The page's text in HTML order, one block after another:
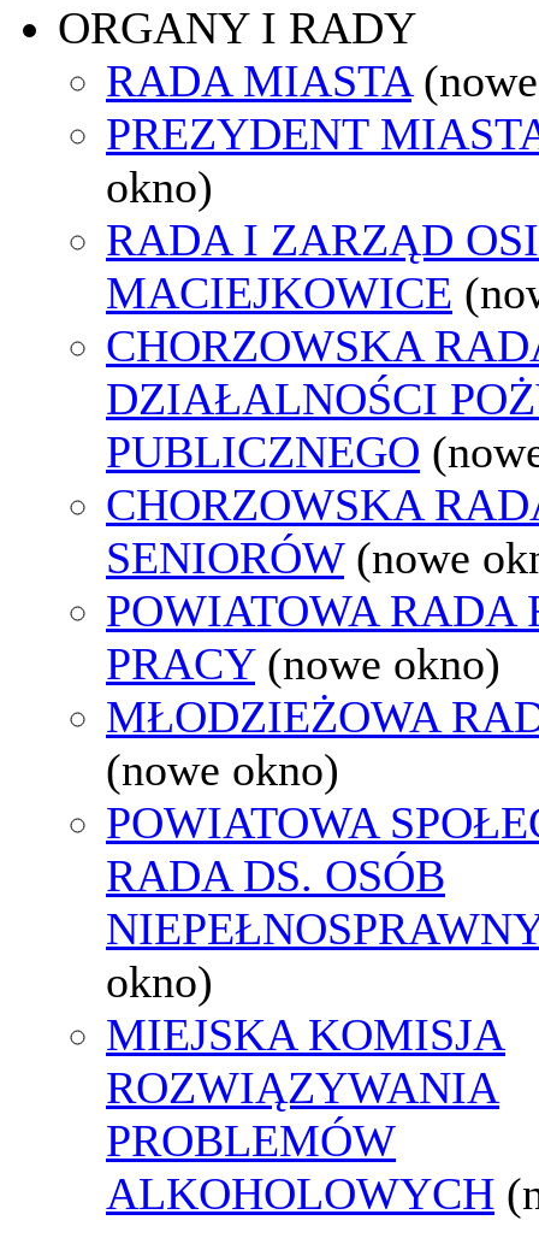
ORGANY I RADY
RADA MIASTA
PREZYDENT
okno)
RADA I ZARZĄD
MACIEJKOWICE
CHORZOWSKA
DZIAŁALNOŚCI
PUBLICZNEGO
CHORZOWSKA
SENIORÓW (nowe
POWIATOWA RADA
PRACY (nowe okno)
MŁODZIEŻOWA
(nowe okno)
POWIATOWA
RADA DS. OSÓB
okno)
MIEJSKA KOMISJA
ROZWIĄZYWANIA
PROBLEMÓW
ALKOHOLOWYCH